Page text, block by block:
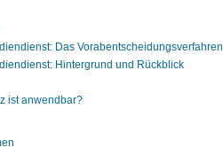
Das Vorabentscheidungsverfahren
Hintergrund und Rückblick
ist anwendbar?